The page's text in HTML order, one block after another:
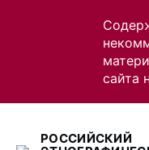
сайта
РОССИЙСКИЙ